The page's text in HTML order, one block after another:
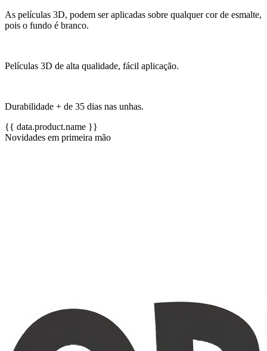
As películas 3D, podem ser aplicadas sobre qualquer cor de esmalte,
pois o fundo é branco.
Películas 3D de alta qualidade, fácil aplicação.
Durabilidade + de 35 dias nas unhas.
{{ data.product.name }}
Novidades em primeira mão